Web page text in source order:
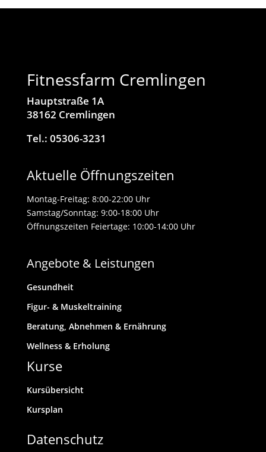
Fitnessfarm Cremlingen
Hauptstraße 1A
38162 Cremlingen
Tel.: 05306-3231
Aktuelle Öffnungszeiten
Montag-Freitag: 8:00-22:00 Uhr
Samstag/Sonntag: 9:00-18:00 Uhr
Öffnungszeiten Feiertage: 10:00-14:00 Uhr
Angebote & Leistungen
Gesundheit
Figur- & Muskeltraining
Beratung, Abnehmen & Ernährung
Wellness & Erholung
Kurse
Kursübersicht
Kursplan
Datenschutz